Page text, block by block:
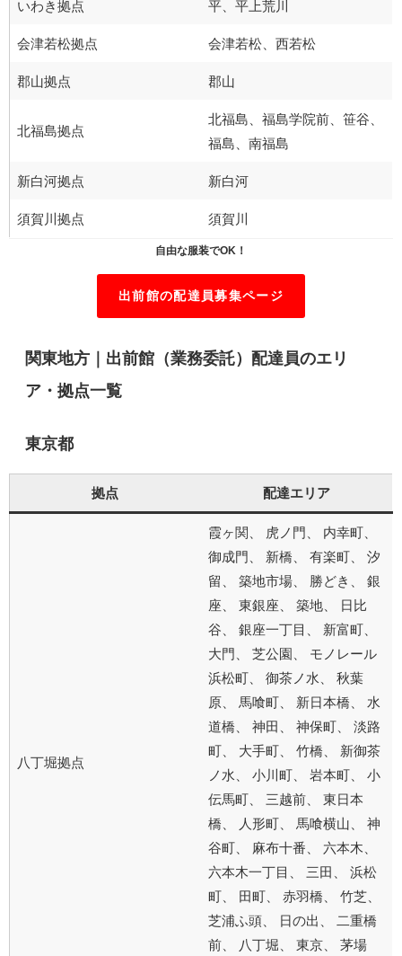
いわき拠点 平、平上荒川
会津若松拠点 会津若松、西若松
郡山拠点 郡山
北福島拠点
北福島、福島学院前、笹谷、
福島、南福島
新白河拠点 新白河
須賀川拠点 須賀川
自由な服装でOK！
出前館の配達員募集ページ
関東地方｜出前館（業務委託）配達員のエリ
ア・拠点一覧
東京都
拠点 配達エリア
八丁堀拠点
霞ヶ関、 虎ノ門、 内幸町、
御成門、 新橋、 有楽町、 汐
留、 築地市場、 勝どき、 銀
座、 東銀座、 築地、 日比
谷、 銀座一丁目、 新富町、
大門、 芝公園、 モノレール
浜松町、 御茶ノ水、 秋葉
原、 馬喰町、 新日本橋、 水
道橋、 神田、 神保町、 淡路
町、 大手町、 竹橋、 新御茶
ノ水、 小川町、 岩本町、 小
伝馬町、 三越前、 東日本
橋、 人形町、 馬喰横山、 神
谷町、 麻布十番、 六本木、
六本木一丁目、 三田、 浜松
町、 田町、 赤羽橋、 竹芝、
芝浦ふ頭、 日の出、 二重橋
前、 八丁堀、 東京、 茅場